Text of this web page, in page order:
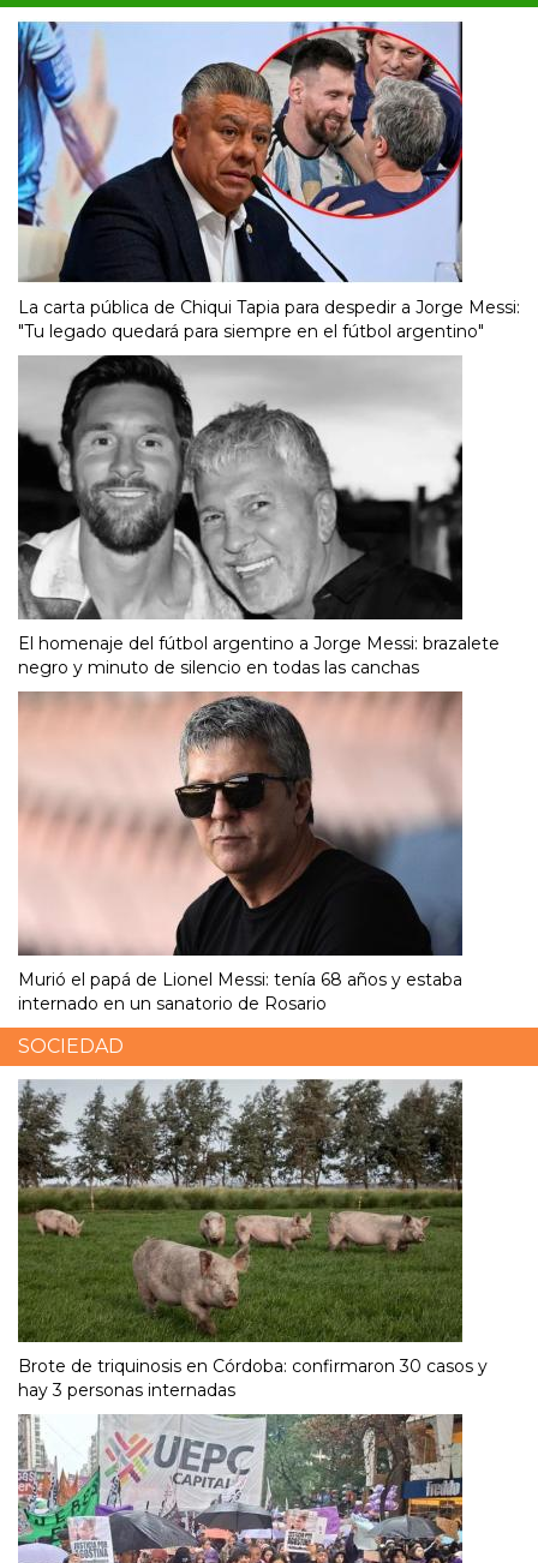
La carta pública de Chiqui Tapia para despedir a Jorge Messi:
"Tu legado quedará para siempre en el fútbol argentino"
El homenaje del fútbol argentino a Jorge Messi: brazalete
negro y minuto de silencio en todas las canchas
Murió el papá de Lionel Messi: tenía 68 años y estaba
internado en un sanatorio de Rosario
SOCIEDAD
Brote de triquinosis en Córdoba: confirmaron 30 casos y
hay 3 personas internadas